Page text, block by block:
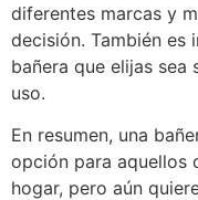
diferentes marcas y
decisión. También es
bañera que elijas sea
uso.
En resumen, una
opción para aquellos
hogar, pero aún